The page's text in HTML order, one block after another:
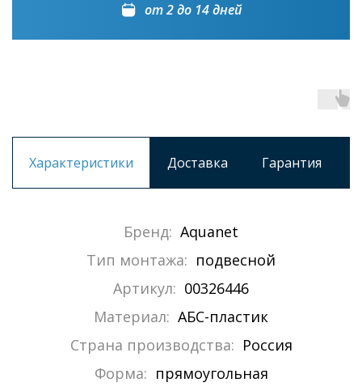
от 2 до 14 дней
Характеристики Доставка Гарантия
Бренд: Aquanet
Тип монтажа: подвесной
Артикул: 00326446
Материал: АБС-пластик
Страна производства: Россия
Форма: прямоугольная